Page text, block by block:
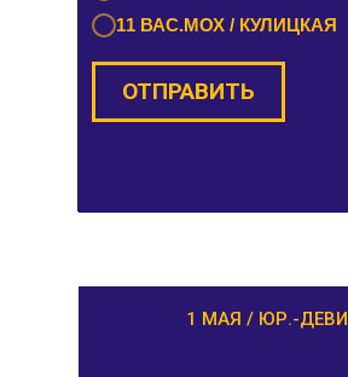
РАМЕШКИ /
1 МАЯ / ЮР.-
11 ВАС.МОХ / КУЛИЦКАЯ
ОТПРАВИТЬ